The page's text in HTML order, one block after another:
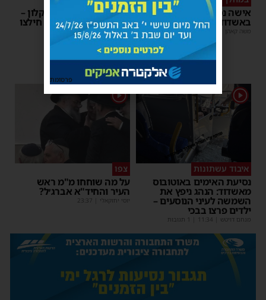
אישה נפלה מסולם במחסן
באשדוד
משה קאהן 17:31
תינוק ננעל ברכב באשקלון –
המתנדבים האשדודים חילצו
אותו בשלום
משה קאהן |
11:53
1
איבוד עשתונות
נסיעת האימים באוטובוס
מאשדוד: הנהג ניפץ את
השמשה לעיני הנוסעים –
ילדים פרצו בבכי
מנחם דויטש 11:34
1
צפו
על מה שוחחו מ"מ ראש
העיר והחיד"א אברג׳ל?
יוסי יחזקאלי 23:37
פרסומת